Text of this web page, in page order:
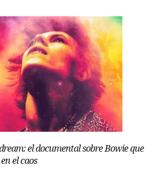
el documental sobre Bowie que
el caos